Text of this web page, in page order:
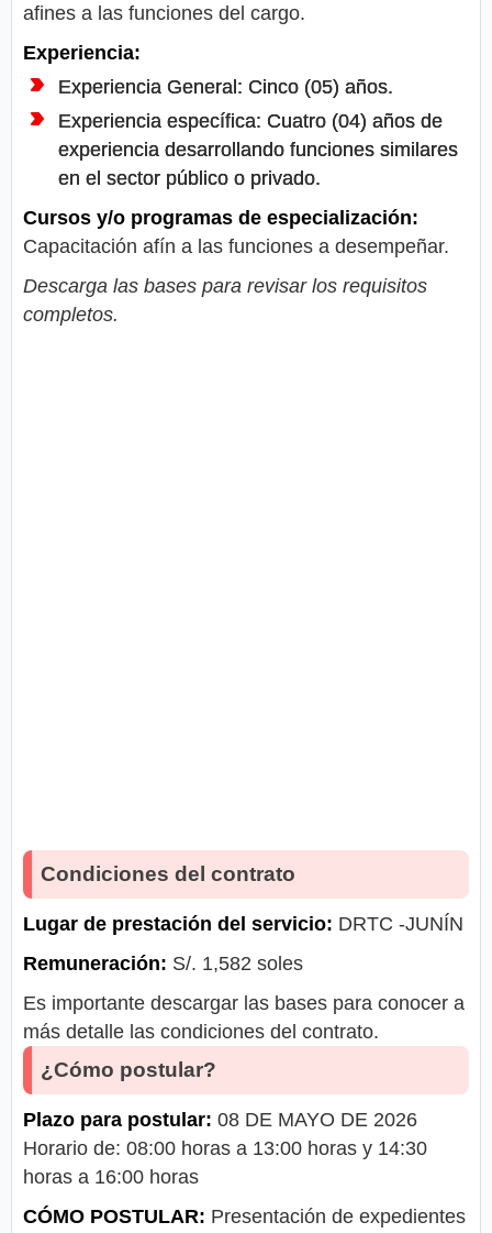
afines a las funciones del cargo.
Experiencia:
Experiencia General: Cinco (05) años.
Experiencia específica: Cuatro (04) años de
experiencia desarrollando funciones similares
en el sector público o privado.
Cursos y/o programas de especialización:
Capacitación afín a las funciones a desempeñar.
Descarga las bases para revisar los requisitos
completos.
Condiciones del contrato
Lugar de prestación del servicio: DRTC -JUNÍN
Remuneración: S/. 1,582 soles
Es importante descargar las bases para conocer a
más detalle las condiciones del contrato.
¿Cómo postular?
Plazo para postular: 08 DE MAYO DE 2026
Horario de: 08:00 horas a 13:00 horas y 14:30
horas a 16:00 horas
CÓMO POSTULAR: Presentación de expedientes